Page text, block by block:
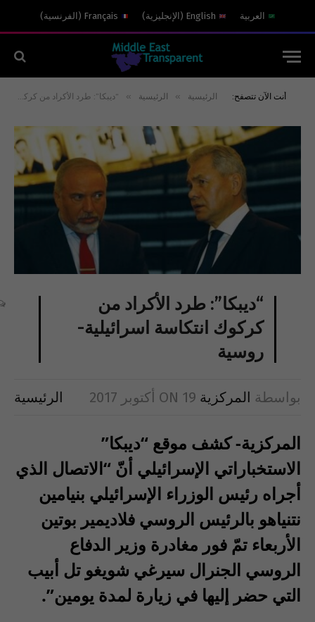
العربية English
( الإنجليزية)
Français
( الفرنسية)
أنت الآن تتصفح: الرئيسية » الرئيسية » “ديبكا”: طرد الأكراد من كركوك انتكاسة اسرائيلية-روسية
“ديبكا”: طرد الأكراد من
كركوك انتكاسة اسرائيلية-
روسية
بواسطة المركزية ON 19 أكتوبر 2017 الرئيسية
المركزية- كشف موقع “ديبكا”
الاستخباراتي الإسرائيلي أنّ “الاتصال الذي
أجراه رئيس الوزراء الإسرائيلي بنيامين
نتنياهو بالرئيس الروسي فلاديمير بوتين
الأربعاء تمّ فور مغادرة وزير الدفاع
الروسي الجنرال سيرغي شويغو تل أبيب
التي حضر إليها في زيارة لمدة يومين”.